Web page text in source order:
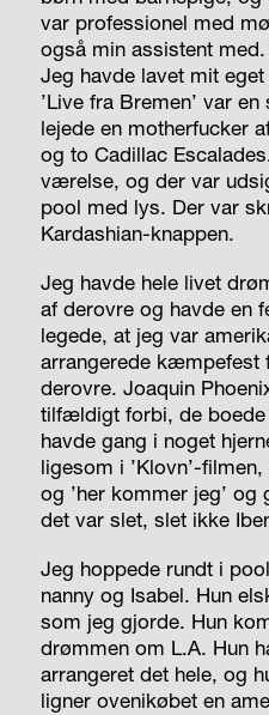
var professionel med
også min assistent
Jeg havde lavet mit
’Live fra Bremen’ var
lejede en motherfucker
og to Cadillac
værelse, og der var
pool med lys. Der var
Kardashian-knappen.
Jeg havde hele livet
af derovre og havde en
legede, at jeg var
arrangerede kæmpefest
derovre. Joaquin
tilfældigt forbi, de boede
havde gang i noget
ligesom i ’Klovn’-
og ’her kommer jeg’
det var slet, slet ikke
Jeg hoppede rundt i
nanny og Isabel. Hun
som jeg gjorde. Hun
drømmen om L.A. Hun
arrangeret det hele, og
ligner ovenikøbet en